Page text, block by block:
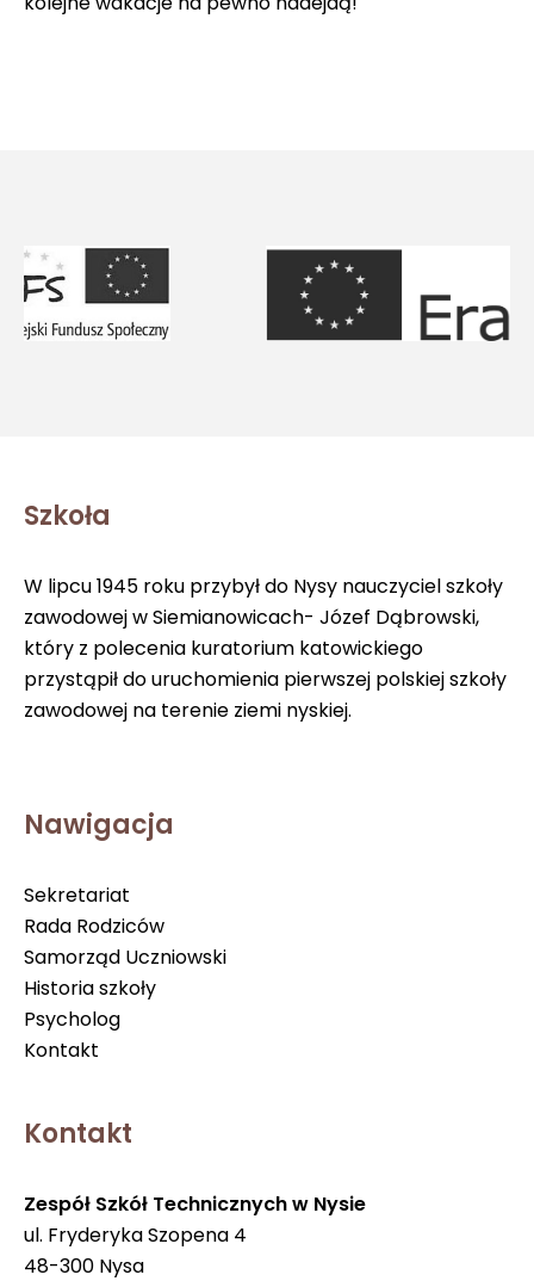
Szkoła
W lipcu 1945 roku przybył do Nysy nauczyciel szkoły
zawodowej w Siemianowicach- Józef Dąbrowski,
który z polecenia kuratorium katowickiego
przystąpił do uruchomienia pierwszej polskiej szkoły
zawodowej na terenie ziemi nyskiej.
Nawigacja
Sekretariat
Rada Rodziców
Samorząd Uczniowski
Historia szkoły
Psycholog
Kontakt
Kontakt
Zespół Szkół Technicznych w Nysie
ul. Fryderyka Szopena 4
48-300 Nysa